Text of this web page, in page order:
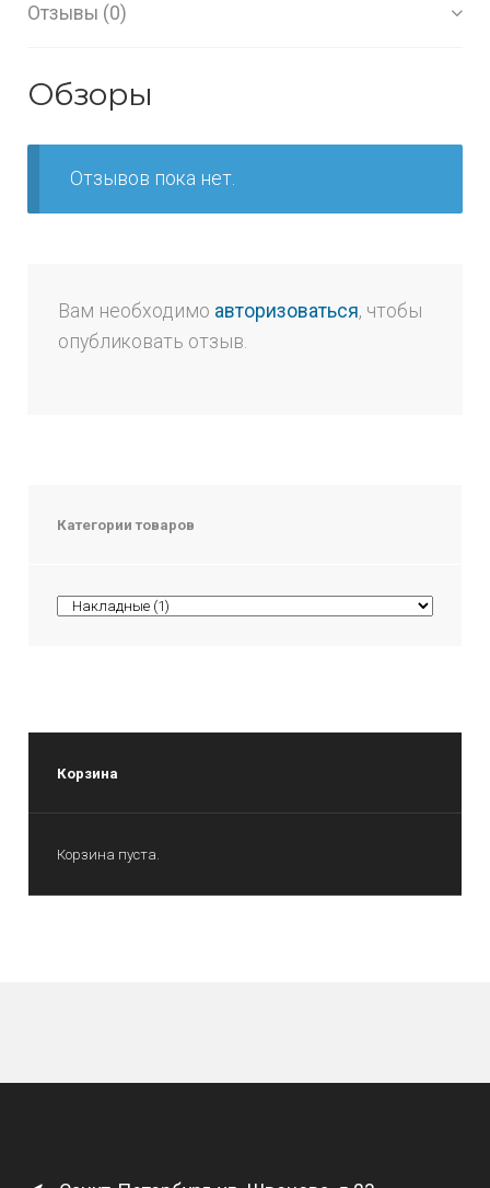
Отзывы (0)
Обзоры
Отзывов пока нет.
Вам необходимо авторизоваться, чтобы
опубликовать отзыв.
Категории товаров
Корзина
Корзина пуста.